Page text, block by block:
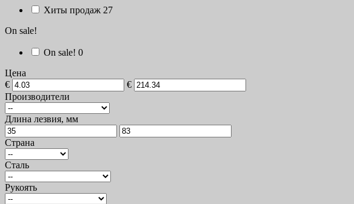
Хиты продаж 27
On sale!
On sale! 0
Цена
€
€
Производители
Длина лезвия, мм
Страна
Сталь
Рукоять